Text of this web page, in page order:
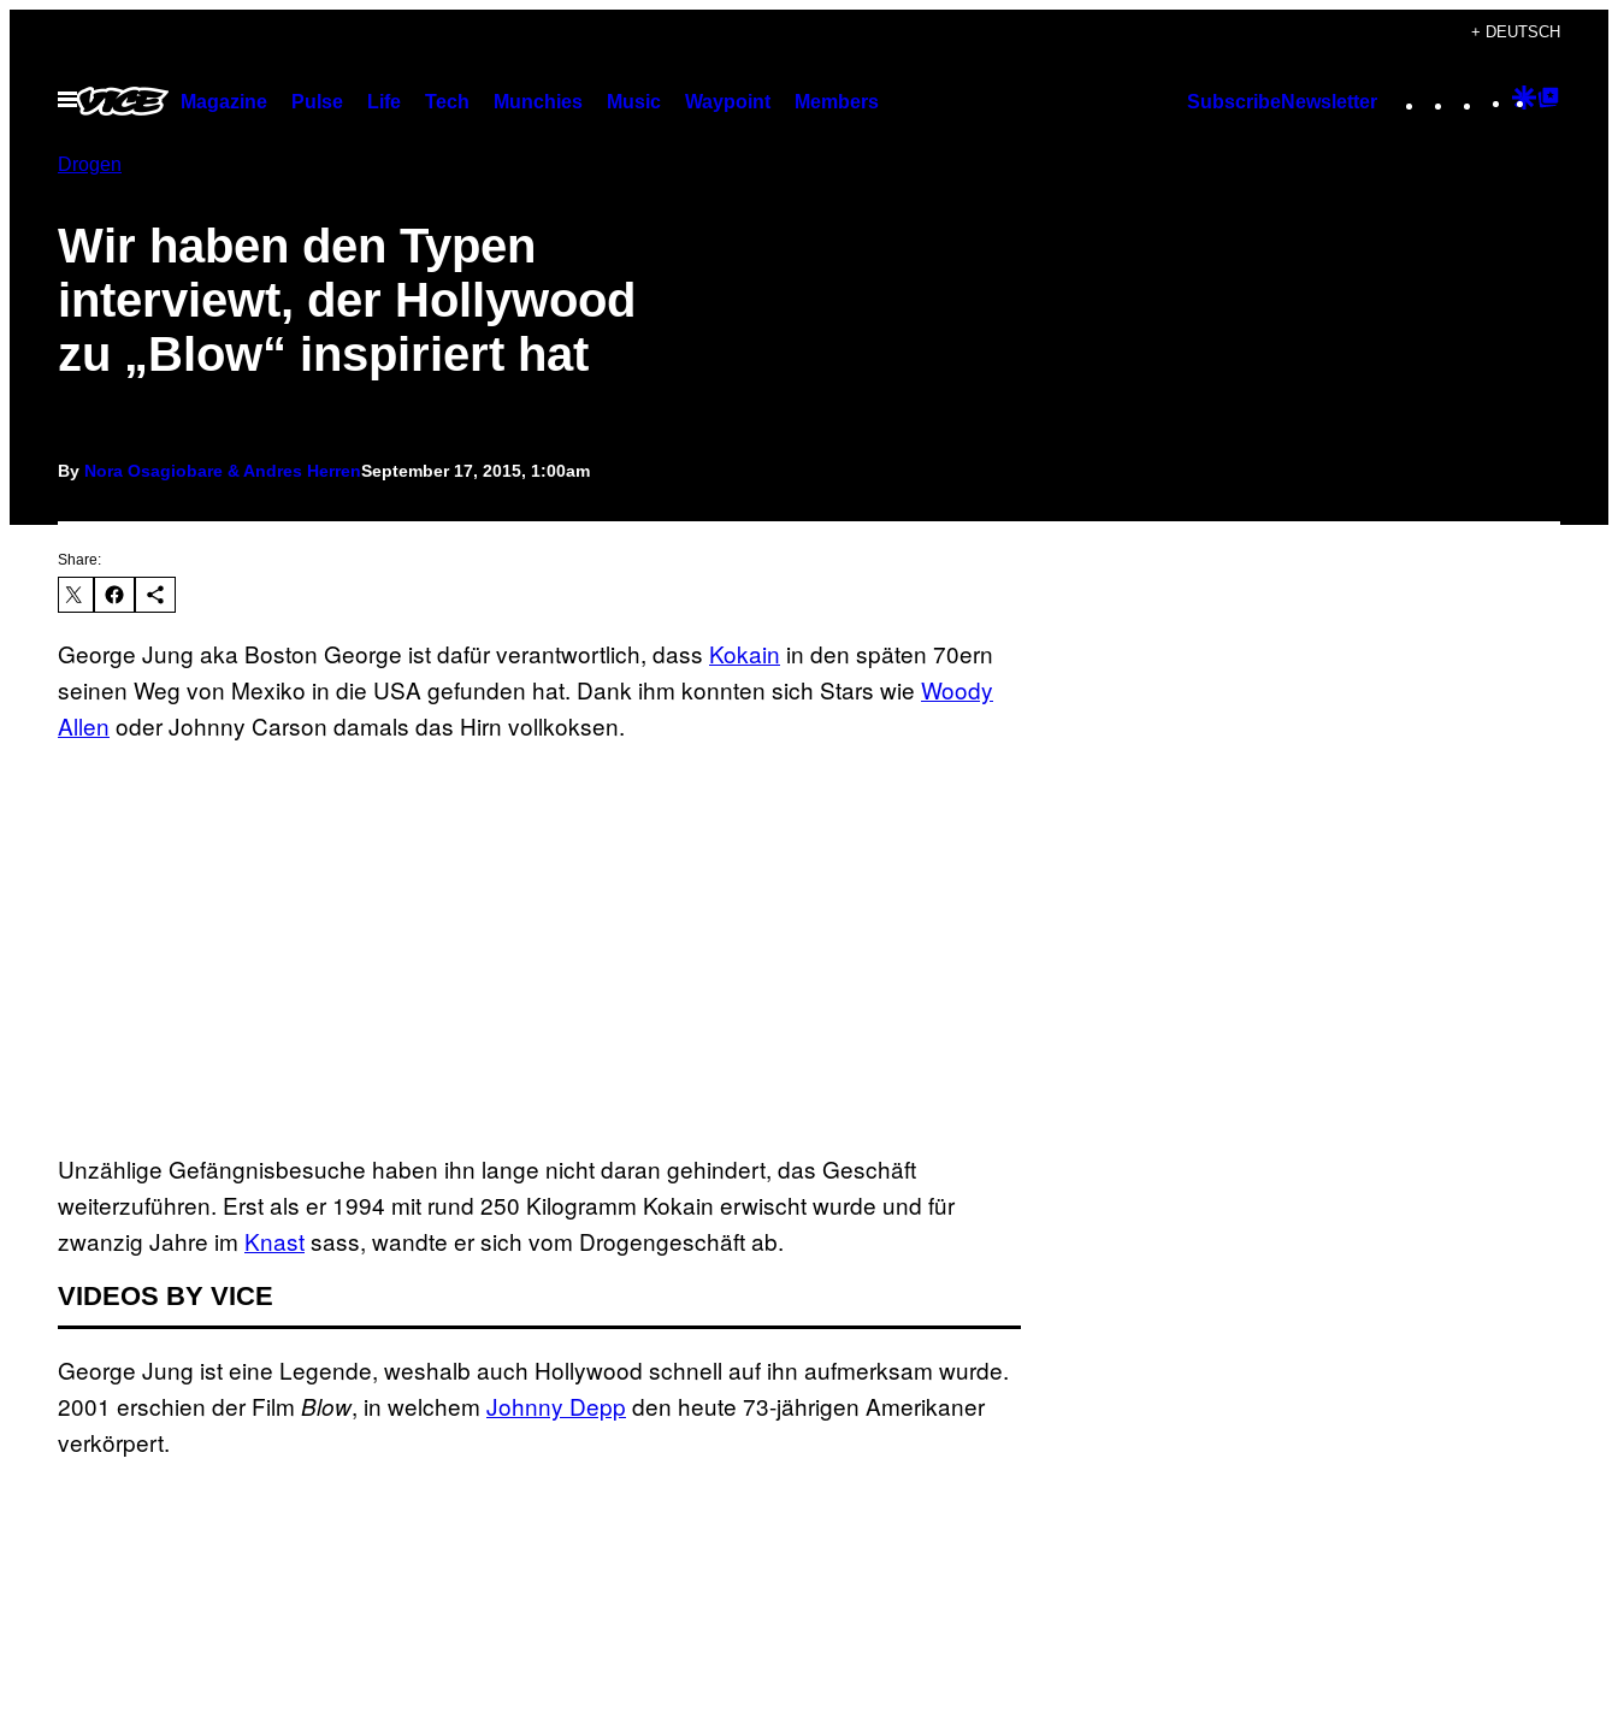
content
+ DEUTSCH
Open
Menu
Magazine Pulse Life Tech Munchies Music Waypoint Members SubscribeNewsletter Instagram
TikTok
YouTube
Google
Drogen
Wir haben den Typen
interviewt, der Hollywood
zu „Blow“ inspiriert hat
By Nora Osagiobare & Andres HerrenSeptember 17, 2015, 1:00am
Share:
George Jung aka Boston George ist dafür verantwortlich, dass Kokain in den späten 70ern
seinen Weg von Mexiko in die USA gefunden hat. Dank ihm konnten sich Stars wie Woody
Allen oder Johnny Carson damals das Hirn vollkoksen.
Unzählige Gefängnisbesuche haben ihn lange nicht daran gehindert, das Geschäft
weiterzuführen. Erst als er 1994 mit rund 250 Kilogramm Kokain erwischt wurde und für
zwanzig Jahre im Knastsass, wandte er sich vom Drogengeschäft ab.
VIDEOS BY VICE
George Jung ist eine Legende, weshalb auch Hollywood schnell auf ihn aufmerksam wurde.
2001 erschien der Film Blow, in welchem Johnny Depp den heute 73-jährigen Amerikaner
verkörpert.